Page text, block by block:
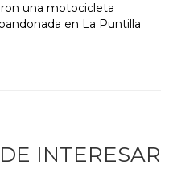
una motocicleta
en La Puntilla
INTERESAR